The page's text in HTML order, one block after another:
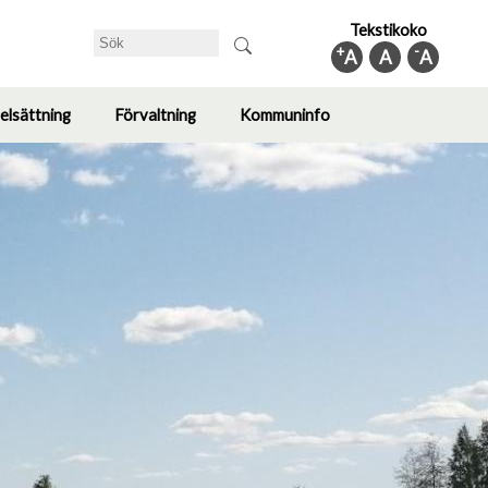
Sök Tekstikoko
-A
A
+A
Toggle
submenu
Förvaltning
Toggle
submenu
Kommuninfo
Toggle
submenu